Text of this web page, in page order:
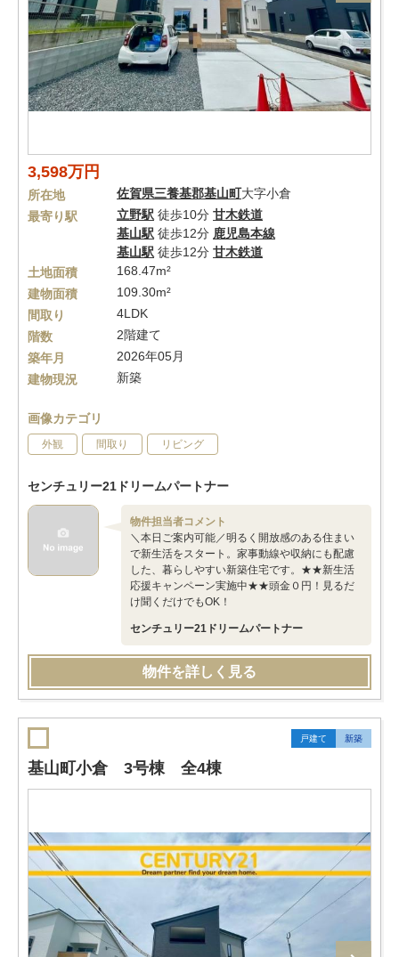
3,598万円
所在地 佐賀県三養基郡基山町大字小倉
最寄り駅
立野駅 徒歩10分 甘木鉄道
基山駅 徒歩12分 鹿児島本線
基山駅 徒歩12分 甘木鉄道
土地面積
168.47m²
建物面積
109.30m²
間取り
4LDK
階数
2階建て
築年月
2026年05月
建物現況
新築
画像カテゴリ
外観 間取り リビング
センチュリー21ドリームパートナー
物件担当者コメント
＼本日ご案内可能／明るく開放感のある住まい
で新生活をスタート。家事動線や収納にも配慮
した、暮らしやすい新築住宅です。★★新生活
応援キャンペーン実施中★★頭金０円！見るだ
け聞くだけでもOK！
センチュリー21ドリームパートナー
物件を詳しく見る
戸建て 新築
基山町小倉 3号棟 全4棟